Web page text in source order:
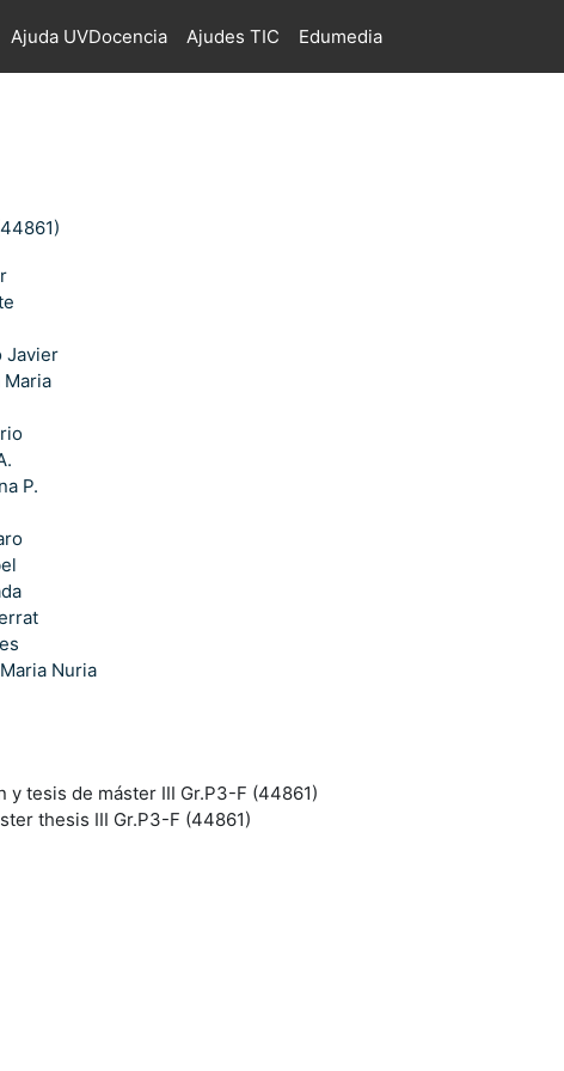
Ajuda UVDocencia Ajudes TIC Edumedia
Javier
Maria
P.
Nuria
y tesis de máster III Gr.P3-F (44861)
thesis III Gr.P3-F (44861)